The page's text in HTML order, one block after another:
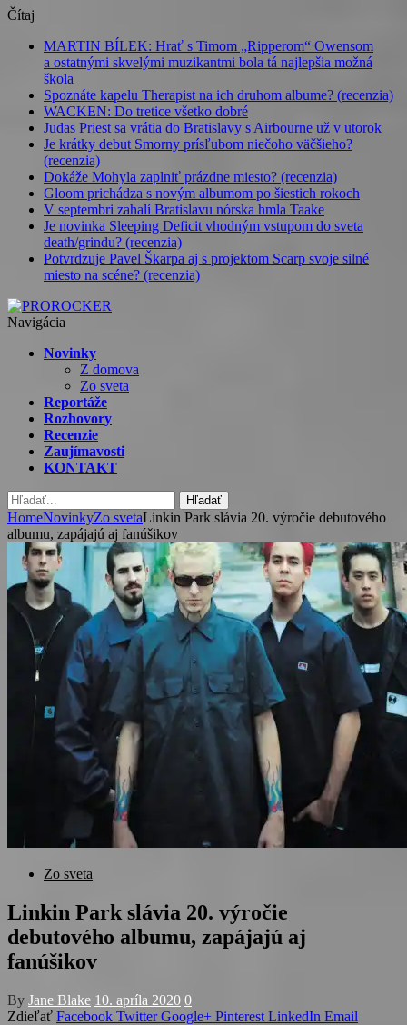
Čítaj
MARTIN BÍLEK: Hrať s Timom „Ripperom“ Owensom
a ostatnými skvelými muzikantmi bola tá najlepšia možná
škola
Spoznáte kapelu Therapist na ich druhom albume? (recenzia)
WACKEN: Do tretice všetko dobré
Judas Priest sa vrátia do Bratislavy s Airbourne už v utorok
Je krátky debut Smorny prísľubom niečoho väčšieho?
(recenzia)
Dokáže Mohyla zaplniť prázdne miesto? (recenzia)
Gloom prichádza s novým albumom po šiestich rokoch
V septembri zahalí Bratislavu nórska hmla Taake
Je novinka Sleeping Deficit vhodným vstupom do sveta
death/grindu? (recenzia)
Potvrdzuje Pavel Škarpa aj s projektom Scarp svoje silné
miesto na scéne? (recenzia)
Navigácia
Novinky
Z domova
Zo sveta
Reportáže
Rozhovory
Recenzie
Zaujímavosti
KONTAKT
Hľadať
HomeNovinkyZo svetaLinkin Park slávia 20. výročie debutového
albumu, zapájajú aj fanúšikov
Zo sveta
Linkin Park slávia 20. výročie
debutového albumu, zapájajú aj
fanúšikov
By Jane Blake 10. apríla 2020 0
Zdieľať Facebook Twitter Google+ Pinterest LinkedIn Email